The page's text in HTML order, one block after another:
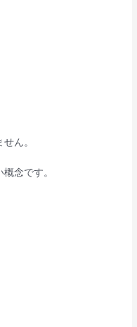
ん。
念です。